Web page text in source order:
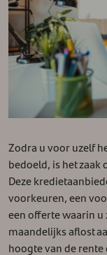
Zodra u voor uzelf
bedoeld, is het
Deze
voorkeuren, een
een offerte waarin
maandelijks aflost
hoogte van de